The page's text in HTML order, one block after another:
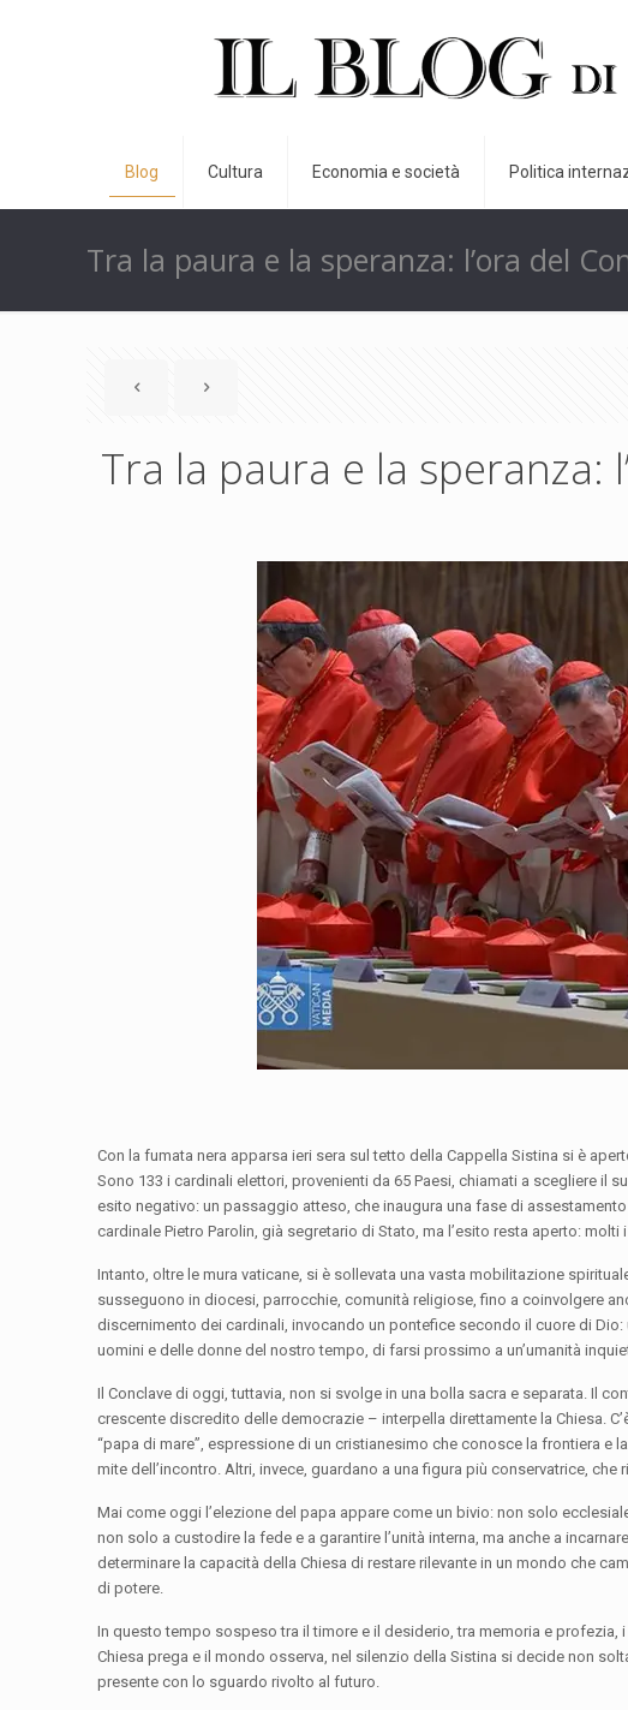
Blog Cultura Economia e società Politica
Tra la paura e la speranza: l’ora del
Tra la paura e la speranza:
Con la fumata nera apparsa ieri sera sul tetto della Cappella Sistina si è
Sono 133 i cardinali elettori, provenienti da 65 Paesi, chiamati a scegliere il
esito negativo: un passaggio atteso, che inaugura una fase di
cardinale Pietro Parolin, già segretario di Stato, ma l’esito resta aperto:
Intanto, oltre le mura vaticane, si è sollevata una vasta mobilitazione
susseguono in diocesi, parrocchie, comunità religiose, fino a coinvolgere
discernimento dei cardinali, invocando un pontefice secondo il cuore di
uomini e delle donne del nostro tempo, di farsi prossimo a un’umanità
Il Conclave di oggi, tuttavia, non si svolge in una bolla sacra e separata. Il
crescente discredito delle democrazie – interpella direttamente la Chiesa.
“papa di mare”, espressione di un cristianesimo che conosce la frontiera
mite dell’incontro. Altri, invece, guardano a una figura più conservatrice,
Mai come oggi l’elezione del papa appare come un bivio: non solo
non solo a custodire la fede e a garantire l’unità interna, ma anche a
determinare la capacità della Chiesa di restare rilevante in un mondo che
di potere.
In questo tempo sospeso tra il timore e il desiderio, tra memoria e
Chiesa prega e il mondo osserva, nel silenzio della Sistina si decide non
presente con lo sguardo rivolto al futuro.